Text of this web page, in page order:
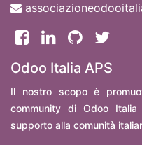
Odoo Italia APS
Il nostro scopo è
community di Odoo
supporto alla comunità